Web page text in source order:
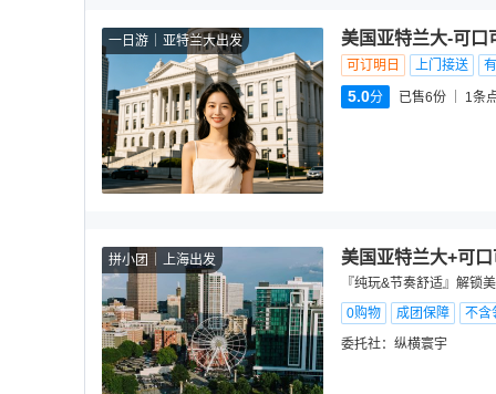
一日游 亚特兰大出发 美国亚特兰大-可口
可订明日 上门接送
5.0分 已售6份 1条
拼小团 上海出发 美国亚特兰大+可
『纯玩&节奏舒适』解锁
0购物
成团保障
不含
委托社： 纵横寰宇